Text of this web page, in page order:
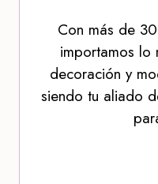
Con más de
importamos lo
decoración y
siendo tu aliado